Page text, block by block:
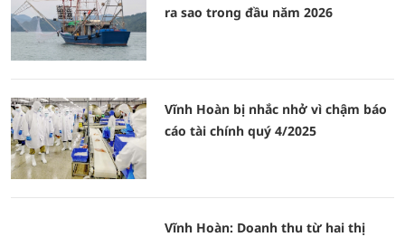
ra sao trong đầu năm 2026
Vĩnh Hoàn bị nhắc nhở vì chậm báo
cáo tài chính quý 4/2025
Vĩnh Hoàn: Doanh thu từ hai thị